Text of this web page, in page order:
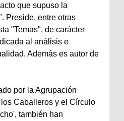
que supuso la
Preside, entre otras
"Temas", de carácter
al análisis e
Además es autor de
por la Agrupación
Caballeros y el Círculo
también han